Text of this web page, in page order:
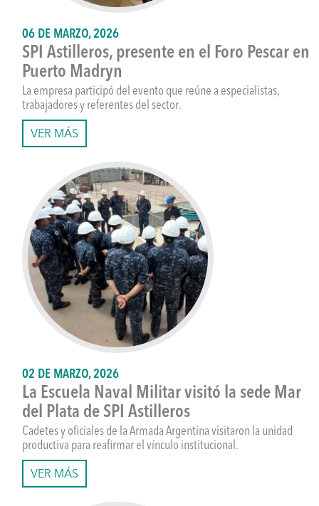
06 DE MARZO, 2026
SPI Astilleros, presente en el Foro Pescar en
Puerto Madryn
La empresa participó del evento que reúne a especialistas,
trabajadores y referentes del sector.
VER MÁS
02 DE MARZO, 2026
La Escuela Naval Militar visitó la sede Mar
del Plata de SPI Astilleros
Cadetes y oficiales de la Armada Argentina visitaron la unidad
productiva para reafirmar el vínculo institucional.
VER MÁS